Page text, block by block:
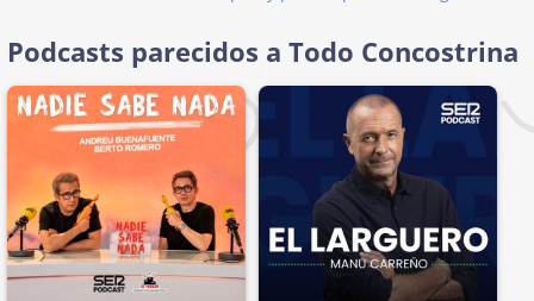
Podcasts parecidos a Todo Concostrina